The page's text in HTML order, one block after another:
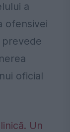
a
ofensivei
oficial